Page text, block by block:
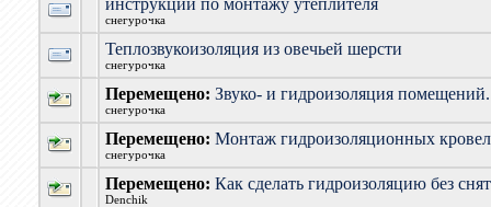
инструкции по монтажу утеплителя
снегурочка
Теплозвукоизоляция из овечьей шерсти
снегурочка
Перемещено: Звуко- и гидроизоляция
снегурочка
Перемещено: Монтаж гидроизоляционных
снегурочка
Перемещено: Как сделать гидроизоляцию без
Denchik